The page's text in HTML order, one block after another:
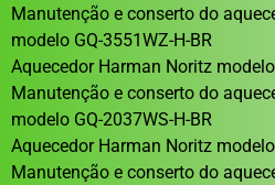
Manutenção e conserto do
modelo GQ-3551WZ-H-BR
Aquecedor Harman Noritz modelo
Manutenção e conserto do
modelo GQ-2037WS-H-BR
Aquecedor Harman Noritz modelo
Manutenção e conserto do